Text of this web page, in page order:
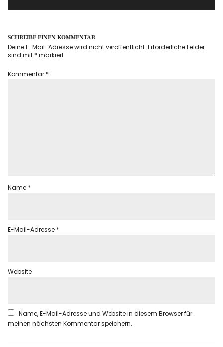
SCHREIBE EINEN KOMMENTAR
Deine E-Mail-Adresse wird nicht veröffentlicht. Erforderliche Felder
sind mit * markiert
Kommentar *
Name *
E-Mail-Adresse *
Website
Name, E-Mail-Adresse und Website in diesem Browser für
meinen nächsten Kommentar speichern.